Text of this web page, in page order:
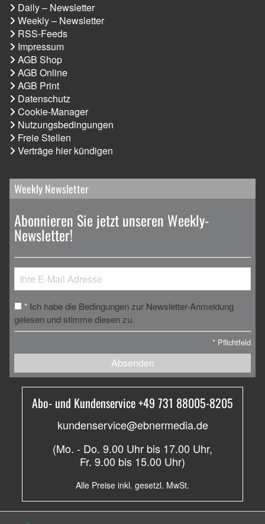
Daily – Newsletter
Weekly – Newsletter
RSS-Feeds
Impressum
AGB Shop
AGB Online
AGB Print
Datenschutz
Cookie-Manager
Nutzungsbedingungen
Freie Stellen
Verträge hier kündigen
Weekly Newsletter
Abonnieren Sie jetzt unseren Weekly-
Newsletter!
* Ich habe die Bedingungen zur Newsletter-Anmeldung
gelesen und stimme diesen zu.
* Pflichtfeld
Absenden
Abo- und Kundenservice +49 731 88005-8205
kundenservice@ebnermedia.de
(Mo. - Do. 9.00 Uhr bis 17.00 Uhr,
Fr. 9.00 bis 15.00 Uhr)
Alle Preise inkl. gesetzl. MwSt.